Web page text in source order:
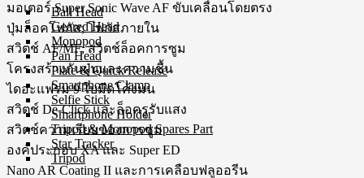
Ball Head
Geared Head
Monopod
Pan Head
Plate & Quick Release
Smartphone Clamp
Selfie Stick
Smartphone Holder
Tripod & Monopod Spares Part
Star Tracker
Tripod
มอเตอร์ Super Sonic Wave AF ขับเคลื่อนโดยตรง
ปุ่มล็อคโฟกัส; โฟกัสภายใน
สวิตช์ AF/MF; สวิตช์ล็อคการซูม
โครงสร้างกันฝุ่นและความชื้น
ไดอะแฟรม 9 ใบมีดโค้งมน
สวิตช์ De-Click และล็อครูรับแสง
สวิตช์ความเรียบของการซูม
องค์ประกอบ XA และ Super ED
Nano AR Coating II และการเคลือบฟลูออรีน